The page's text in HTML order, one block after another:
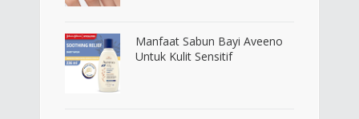
Manfaat Sabun Bayi Aveeno
Untuk Kulit Sensitif